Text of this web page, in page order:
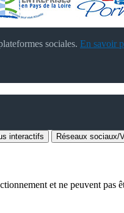
sociales. En savoir
interactifs Réseaux sociaux/
et ne peuvent pas